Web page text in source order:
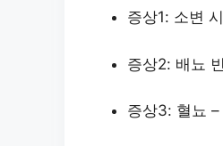
증상1: 소변
증상2: 배뇨
증상3: 혈뇨